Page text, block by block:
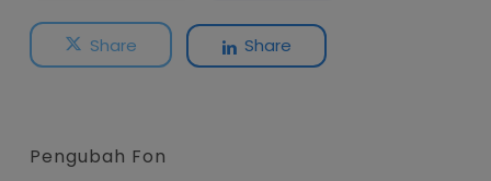
Share Share
Pengubah Fon